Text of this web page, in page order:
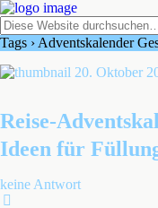
Tags › Adventskalender
20. Oktober
Reise-
Ideen für
keine Antwort